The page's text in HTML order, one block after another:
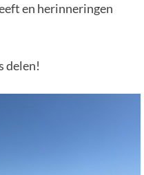
en herinneringen
delen!